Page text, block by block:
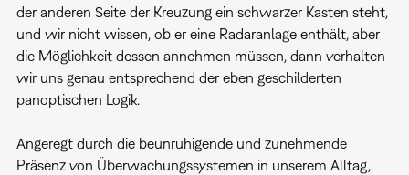
der anderen Seite der Kreuzung ein schwarzer Kasten steht,
und wir nicht wissen, ob er eine Radaranlage enthält, aber
die Möglichkeit dessen annehmen müssen, dann verhalten
wir uns genau entsprechend der eben geschilderten
panoptischen Logik.
Angeregt durch die beunruhigende und zunehmende
Präsenz von Überwachungssystemen in unserem Alltag,